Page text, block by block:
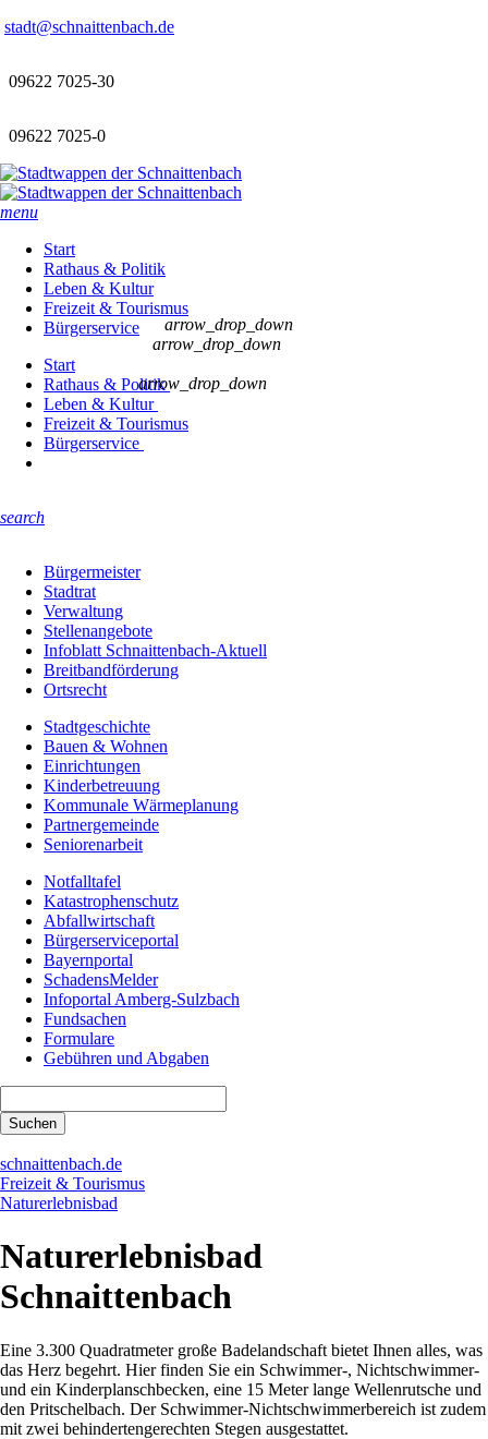
stadt@schnaittenbach.de
09622 7025-30
09622 7025-0
menu
Start
Rathaus & Politik
Leben & Kultur
Freizeit & Tourismus
Bürgerservice
Start
Rathaus & Politik
arrow_drop_down
Leben & Kultur
arrow_drop_down
Freizeit & Tourismus
Bürgerservice
arrow_drop_down
search
Bürgermeister
Stadtrat
Verwaltung
Stellenangebote
Infoblatt Schnaittenbach-Aktuell
Breitbandförderung
Ortsrecht
Stadtgeschichte
Bauen & Wohnen
Einrichtungen
Kinderbetreuung
Kommunale Wärmeplanung
Partnergemeinde
Seniorenarbeit
Notfalltafel
Katastrophenschutz
Abfallwirtschaft
Bürgerserviceportal
Bayernportal
SchadensMelder
Infoportal Amberg-Sulzbach
Fundsachen
Formulare
Gebühren und Abgaben
Suchen
schnaittenbach.de
Freizeit & Tourismus
Naturerlebnisbad
Naturerlebnisbad
Schnaittenbach
Eine 3.300 Quadratmeter große Badelandschaft bietet Ihnen alles, was
das Herz begehrt. Hier finden Sie ein Schwimmer-, Nichtschwimmer-
und ein Kinderplanschbecken, eine 15 Meter lange Wellenrutsche und
den Pritschelbach. Der Schwimmer-Nichtschwimmerbereich ist zudem
mit zwei behindertengerechten Stegen ausgestattet.